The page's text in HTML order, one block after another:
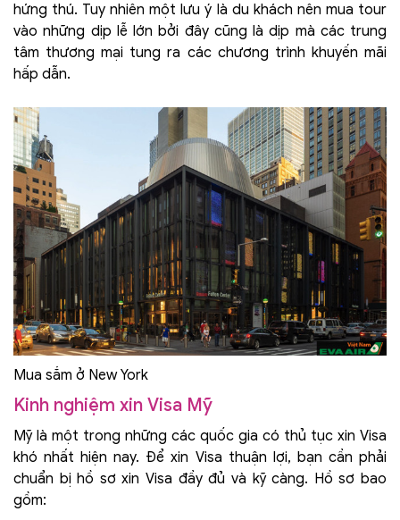
hứng thú. Tuy nhiên một lưu ý là du khách nên mua tour
vào những dịp lễ lớn bởi đây cũng là dịp mà các trung
tâm thương mại tung ra các chương trình khuyến mãi
hấp dẫn.
Mua sắm ở New York
Kinh nghiệm xin Visa Mỹ
Mỹ là một trong những các quốc gia có thủ tục xin Visa
khó nhất hiện nay. Để xin Visa thuận lợi, bạn cần phải
chuẩn bị hồ sơ xin Visa đầy đủ và kỹ càng. Hồ sơ bao
gồm: